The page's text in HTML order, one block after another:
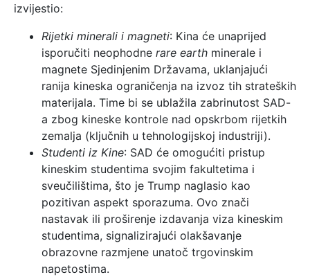
izvijestio:
Rijetki minerali i magneti: Kina će unaprijed
isporučiti neophodne rare earth minerale i
magnete Sjedinjenim Državama, uklanjajući
ranija kineska ograničenja na izvoz tih strateških
materijala. Time bi se ublažila zabrinutost SAD-
a zbog kineske kontrole nad opskrbom rijetkih
zemalja (ključnih u tehnologijskoj industriji).
Studenti iz Kine: SAD će omogućiti pristup
kineskim studentima svojim fakultetima i
sveučilištima, što je Trump naglasio kao
pozitivan aspekt sporazuma. Ovo znači
nastavak ili proširenje izdavanja viza kineskim
studentima, signalizirajući olakšavanje
obrazovne razmjene unatoč trgovinskim
napetostima.